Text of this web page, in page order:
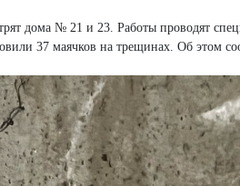
дома № 21 и 23. Работы проводят
37 маячков на трещинах. Об этом